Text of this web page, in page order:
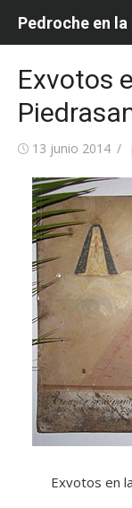
Pedroche en la
Exvotos
Publicada
13 junio 2014
Exvotos en